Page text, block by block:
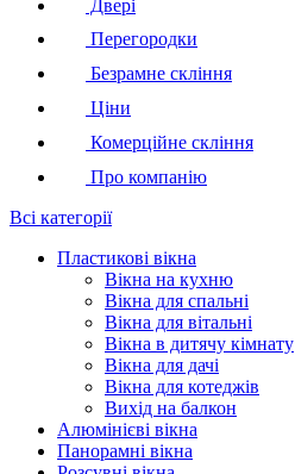
Двері
Перегородки
Безрамне скління
Ціни
Комерційне скління
Про компанію
Всі категорії
Пластикові вікна
Вікна на кухню
Вікна для спальні
Вікна для вітальні
Вікна в дитячу кімнату
Вікна для дачі
Вікна для котеджів
Вихід на балкон
Алюмінієві вікна
Панорамні вікна